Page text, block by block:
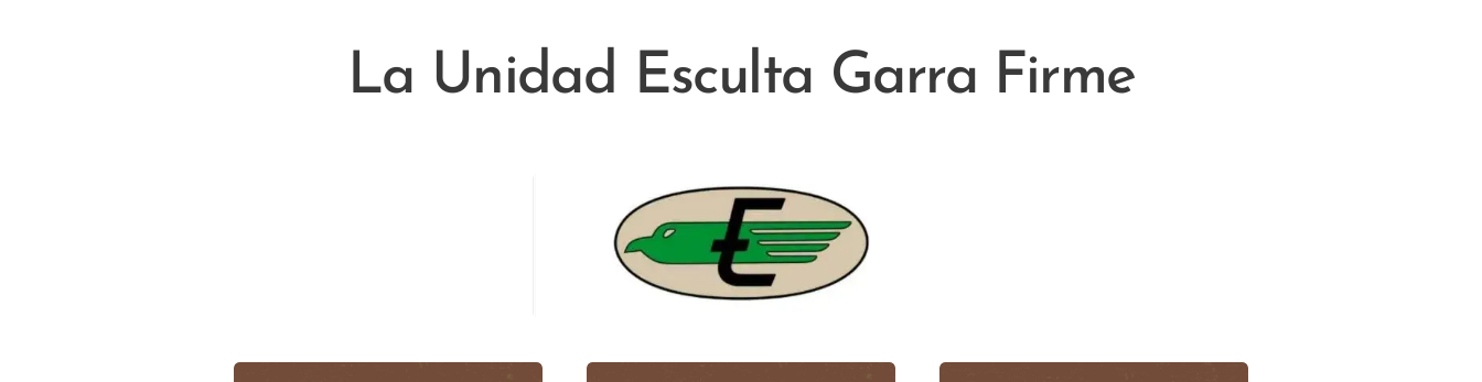
La Unidad Esculta Garra Firme